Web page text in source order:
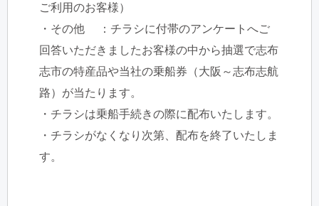
ご利用のお客様）
・その他 ：チラシに付帯のアンケートへご
回答いただきましたお客様の中から抽選で志布
志市の特産品や当社の乗船券（大阪～志布志航
路）が当たります。
・チラシは乗船手続きの際に配布いたします。
・チラシがなくなり次第、配布を終了いたしま
す。